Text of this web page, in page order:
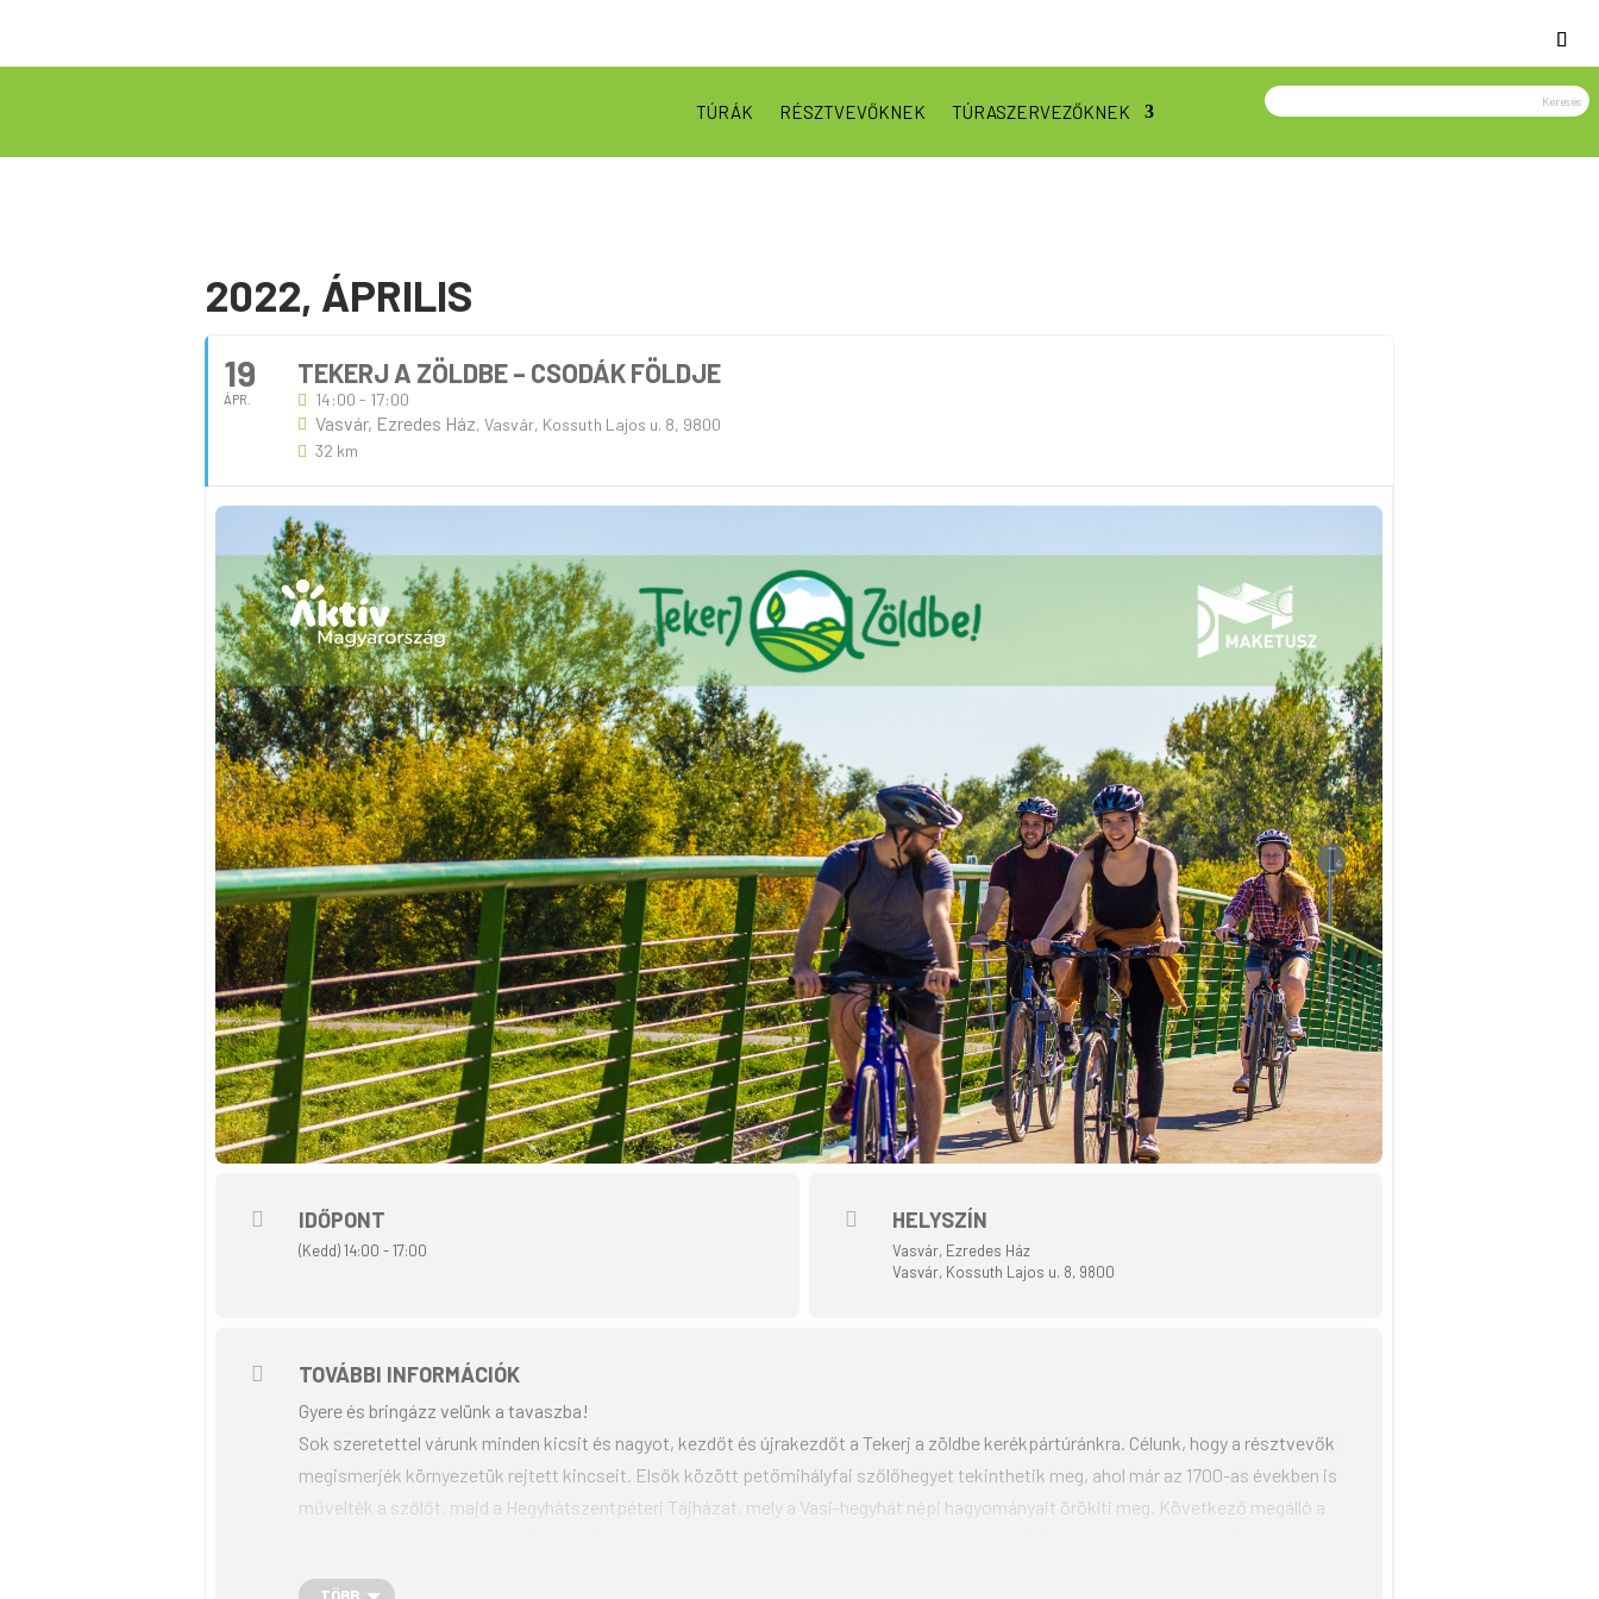
TÚRÁK RÉSZTVEVŐKNEK TÚRASZERVEZŐKNEK
2022, ÁPRILIS
19
ÁPR.
TEKERJ A ZÖLDBE – CSODÁK FÖLDJE
14:00 - 17:00
Vasvár, Ezredes Ház, Vasvár, Kossuth Lajos u. 8, 9800
32 km
IDŐPONT
(Kedd) 14:00 - 17:00
HELYSZÍN
Vasvár, Ezredes Ház
Vasvár, Kossuth Lajos u. 8, 9800
TOVÁBBI INFORMÁCIÓK
Gyere és bringázz velünk a tavaszba!
Sok szeretettel várunk minden kicsit és nagyot, kezdőt és újrakezdőt a Tekerj a zöldbe kerékpártúránkra. Célunk, hogy a résztvevők
megismerjék környezetük rejtett kincseit. Elsők között petőmihályfai szőlőhegyet tekinthetik meg, ahol már az 1700-as években is
művelték a szőlőt, majd a Hegyhátszentpéteri Tájházat, mely a Vasi-hegyhát népi hagyományait örökíti meg. Következő megálló a
TÖBB